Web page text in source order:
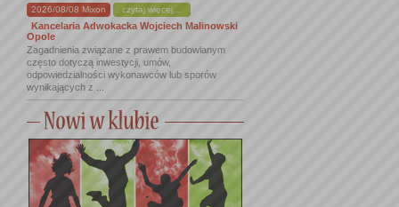
2026/08/08 Mixon czytaj więcej...
Kancelaria Adwokacka Wojciech Malinowski
Opole
Zagadnienia związane z prawem budowlanym
często dotyczą inwestycji, umów,
odpowiedzialności wykonawców lub sporów
wynikających z ...